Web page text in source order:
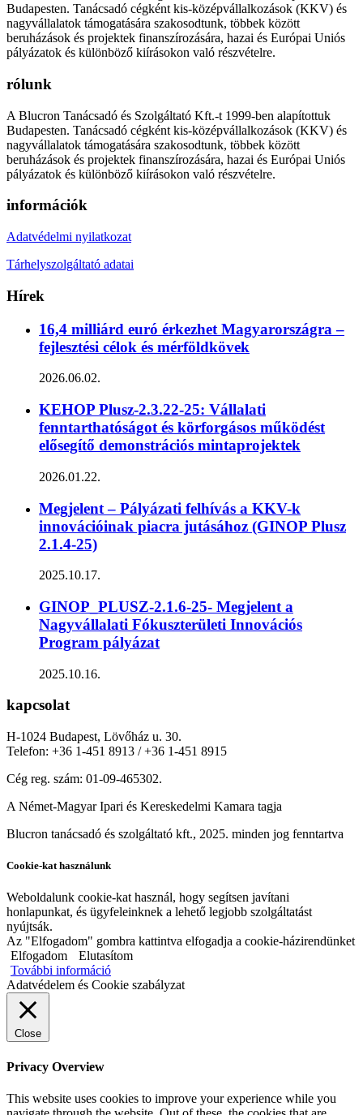
Budapesten. Tanácsadó cégként kis-középvállalkozások (KKV) és
nagyvállalatok támogatására szakosodtunk, többek között
beruházások és projektek finanszírozására, hazai és Európai Uniós
pályázatok és különböző kiírásokon való részvételre.
rólunk
A Blucron Tanácsadó és Szolgáltató Kft.-t 1999-ben alapítottuk
Budapesten. Tanácsadó cégként kis-középvállalkozások (KKV) és
nagyvállalatok támogatására szakosodtunk, többek között
beruházások és projektek finanszírozására, hazai és Európai Uniós
pályázatok és különböző kiírásokon való részvételre.
információk
Adatvédelmi nyilatkozat
Tárhelyszolgáltató adatai
Hírek
16,4 milliárd euró érkezhet Magyarországra –
fejlesztési célok és mérföldkövek
2026.06.02.
KEHOP Plusz-2.3.22-25: Vállalati
fenntarthatóságot és körforgásos működést
elősegítő demonstrációs mintaprojektek
2026.01.22.
Megjelent – Pályázati felhívás a KKV-k
innovációinak piacra jutásához (GINOP Plusz
2.1.4-25)
2025.10.17.
GINOP_PLUSZ-2.1.6-25- Megjelent a
Nagyvállalati Fókuszterületi Innovációs
Program pályázat
2025.10.16.
kapcsolat
H-1024 Budapest, Lövőház u. 30.
Telefon: +36 1-451 8913 / +36 1-451 8915
Cég reg. szám: 01-09-465302.
A Német-Magyar Ipari és Kereskedelmi Kamara tagja
Blucron tanácsadó és szolgáltató kft., 2025. minden jog fenntartva
Cookie-kat használunk
Weboldalunk cookie-kat használ, hogy segítsen javítani
honlapunkat, és ügyfeleinknek a lehető legjobb szolgáltatást
nyújtsák.
Az "Elfogadom" gombra kattintva elfogadja a cookie-házirendünket
Elfogadom
Elutasítom
További információ
Adatvédelem és Cookie szabályzat
Close
Privacy Overview
This website uses cookies to improve your experience while you